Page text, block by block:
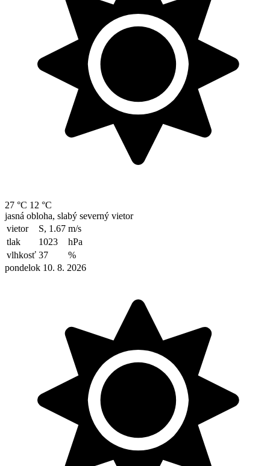
27 °C 12 °C
jasná obloha, slabý severný vietor
vietor
S, 1.67 m/s
tlak
1023
hPa
vlhkosť 37
%
pondelok 10. 8. 2026